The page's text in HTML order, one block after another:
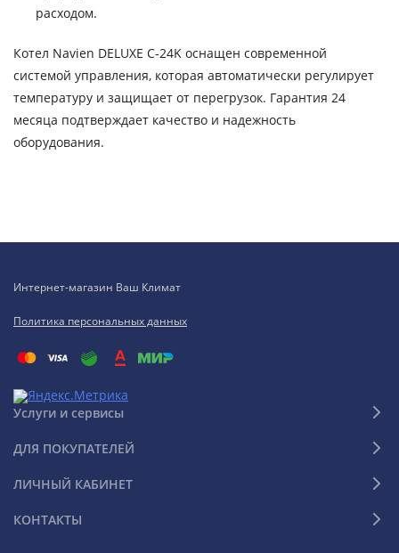
расходом.
Котел Navien DELUXE C-24K оснащен современной
системой управления, которая автоматически регулирует
температуру и защищает от перегрузок. Гарантия 24
месяца подтверждает качество и надежность
оборудования.
Интернет-магазин Ваш Климат
Политика персональных данных
Услуги и сервисы
ДЛЯ ПОКУПАТЕЛЕЙ
ЛИЧНЫЙ КАБИНЕТ
КОНТАКТЫ